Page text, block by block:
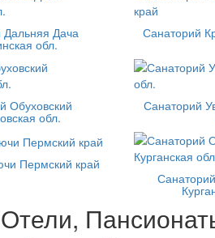
Дача
обл.
Санаторий
Обуховский
обл.
Санаторий
Пермский край